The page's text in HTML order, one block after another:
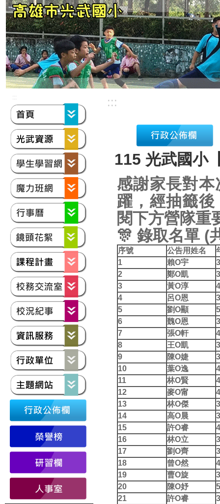
::: :::
115 光武國小
感謝家長對
躍，經抽籤
閱下方營隊重
🎊 錄取名單 (
序號 公告用姓名
1
賴O宇
3
2
鄭O凱
3
3
黃O淳
4
4
呂O恩
3
5
劉O顯
5
6
魏O恩
3
7
張O軒
4
8
王O凱
3
9
陳O婕
3
10
葉O逸
4
11
林O賢
4
12
麥O甯
4
13
林O傑
3
14
高O晨
3
15
許O睿
4
16
林O立
3
17
劉O齊
3
18
曾O然
4
19
曹O旋
3
20
陳O妤
5
21
許O睿
3